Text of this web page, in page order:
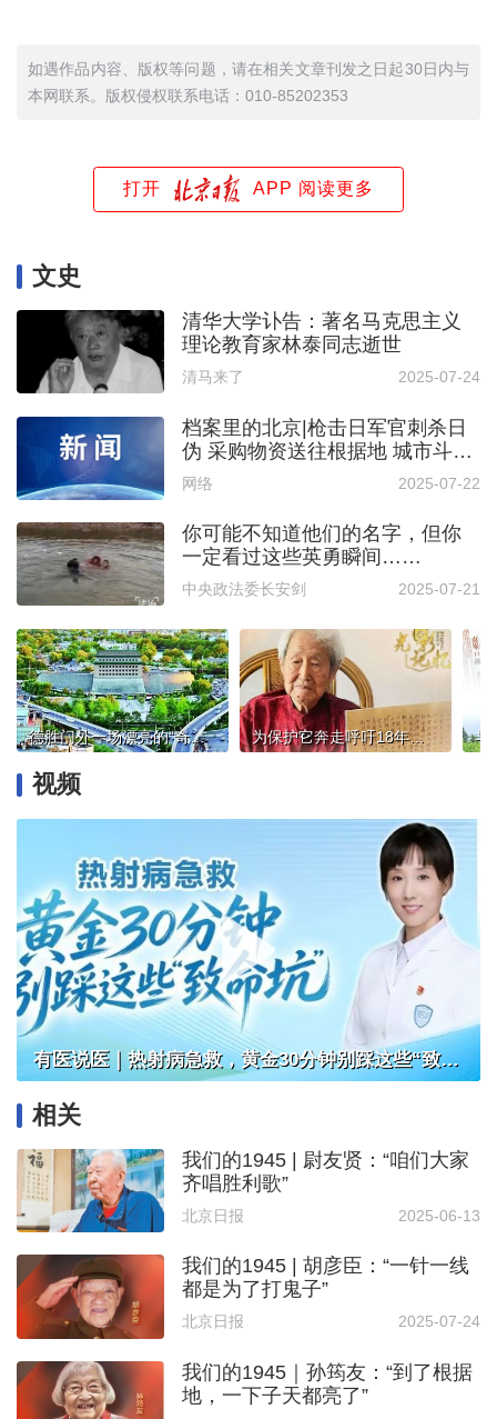
如遇作品内容、版权等问题，请在相关文章刊发之日起30日内与
本网联系。版权侵权联系电话：010-85202353
打开 APP 阅读更多
文史
清华大学讣告：著名马克思主义
理论教育家林泰同志逝世
清马来了 2025-07-24
档案里的北京|枪击日军官刺杀日
伪 采购物资送往根据地 城市斗争
展现不屈精神
网络 2025-07-22
你可能不知道他们的名字，但你
一定看过这些英勇瞬间……
中央政法委长安剑 2025-07-21
德胜门外一场漂亮的“奇袭”！功德林事件，日伪军脸丢大了 为保护它奔走呼吁18年！百岁李滨声披露白塔“罗德俊手书”公开始末
视频
有医说医｜热射病急救，黄金30分钟别踩这些“致命坑”
相关
我们的1945 | 尉友贤：“咱们大家
齐唱胜利歌”
北京日报 2025-06-13
我们的1945 | 胡彦臣：“一针一线
都是为了打鬼子”
北京日报 2025-07-24
我们的1945｜孙筠友：“到了根据
地，一下子天都亮了”